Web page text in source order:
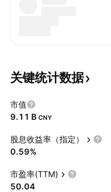
关键统计数据
市值
‪9.11 B‬ CNY
股息收益率（指定）
0.59%
市盈率(TTM)
50.04